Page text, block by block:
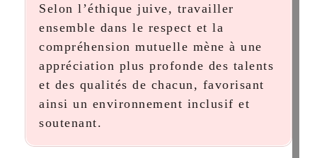
Selon l’éthique juive, travailler
ensemble dans le respect et la
compréhension mutuelle mène à une
appréciation plus profonde des talents
et des qualités de chacun, favorisant
ainsi un environnement inclusif et
soutenant.